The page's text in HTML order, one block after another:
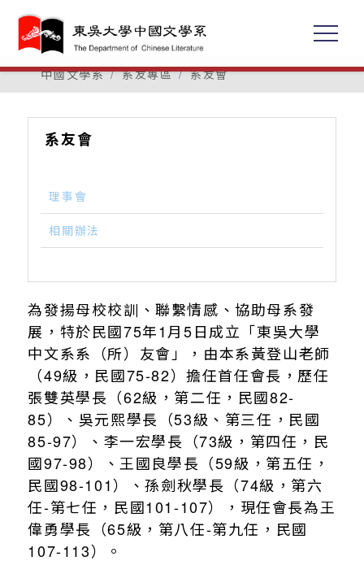
中國文學系 系友專區 系友會
系友會
理事會
相關辦法
為發揚母校校訓、聯繫情感、協助母系發
展，特於民國75年1月5日成立「東吳大學
中文系系（所）友會」，由本系黃登山老師
（49級，民國75-82）擔任首任會長，歷任
張雙英學長（62級，第二任，民國82-
85）、吳元熙學長（53級、第三任，民國
85-97）、李一宏學長（73級，第四任，民
國97-98）、王國良學長（59級，第五任，
民國98-101）、孫劍秋學長（74級，第六
任-第七任，民國101-107），現任會長為王
偉勇學長（65級，第八任-第九任，民國
107-113）。